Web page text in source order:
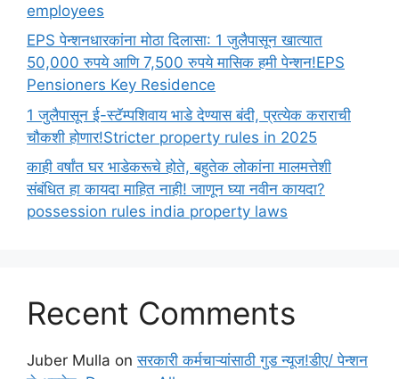
employees
EPS पेन्शनधारकांना मोठा दिलासा: 1 जुलैपासून खात्यात
50,000 रुपये आणि 7,500 रुपये मासिक हमी पेन्शन!EPS
Pensioners Key Residence
1 जुलैपासून ई-स्टॅम्पशिवाय भाडे देण्यास बंदी, प्रत्येक कराराची
चौकशी होणार!Stricter property rules in 2025
काही वर्षांत घर भाडेकरूचे होते, बहुतेक लोकांना मालमत्तेशी
संबंधित हा कायदा माहित नाही! जाणून घ्या नवीन कायदा?
possession rules india property laws
Recent Comments
Juber Mulla onसरकारी कर्मचाऱ्यांसाठी गुड न्यूज!डीए/ पेन्शन